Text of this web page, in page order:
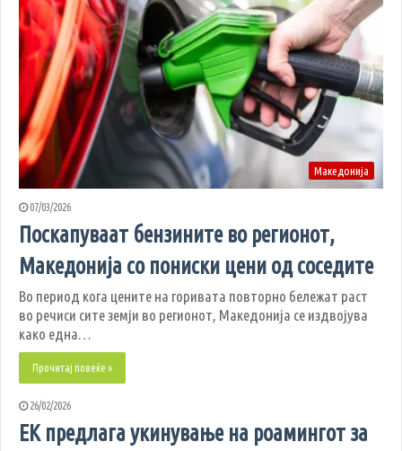
Македонија
07/03/2026
Поскапуваат бензините во регионот,
Македонија со пониски цени од соседите
Во период кога цените на горивата повторно бележат раст
во речиси сите земји во регионот, Македонија се издвојува
како една…
Прочитај повеќе »
26/02/2026
ЕК предлага укинување на роамингот за